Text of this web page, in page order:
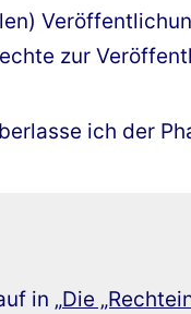
zur
ich der
in „Die